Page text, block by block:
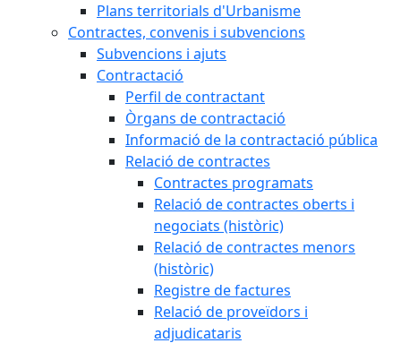
Plans territorials d'Urbanisme
Contractes, convenis i subvencions
Subvencions i ajuts
Contractació
Perfil de contractant
Òrgans de contractació
Informació de la contractació pública
Relació de contractes
Contractes programats
Relació de contractes oberts i
negociats (històric)
Relació de contractes menors
(històric)
Registre de factures
Relació de proveïdors i
adjudicataris